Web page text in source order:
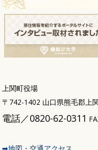
上関町役場
〒742-1402 山口県熊毛郡上
電話／0820-62-0311